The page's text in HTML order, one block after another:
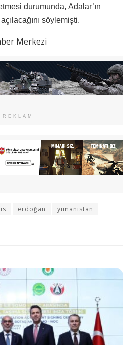
durumunda, Adalar’ın
söylemişti.
Merkezi
REKLAM
erdoğan yunanistan